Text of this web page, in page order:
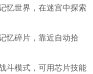
忆世界，在迷宫中探索
忆碎片，靠近自动拾
斗模式，可用芯片技能